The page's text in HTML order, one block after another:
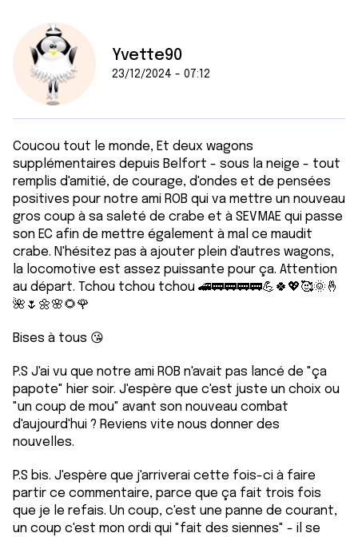
Yvette90
23/12/2024 - 07:12
Coucou tout le monde, Et deux wagons
supplémentaires depuis Belfort - sous la neige - tout
remplis d'amitié, de courage, d'ondes et de pensées
positives pour notre ami ROB qui va mettre un nouveau
gros coup à sa saleté de crabe et à SEVMAE qui passe
son EC afin de mettre également à mal ce maudit
crabe. N'hésitez pas à ajouter plein d'autres wagons,
la locomotive est assez puissante pour ça. Attention
au départ. Tchou tchou tchou 🚄🚃🚃🚃🚃💪🍀💖🥰🌞🤞
🌺🌷🌼🌸🌻🌹
Bises à tous 😘
P.S J'ai vu que notre ami ROB n'avait pas lancé de "ça
papote" hier soir. J'espère que c'est juste un choix ou
"un coup de mou" avant son nouveau combat
d'aujourd'hui ? Reviens vite nous donner des
nouvelles.
P.S bis. J'espère que j'arriverai cette fois-ci à faire
partir ce commentaire, parce que ça fait trois fois
que je le refais. Un coup, c'est une panne de courant,
un coup c'est mon ordi qui "fait des siennes" - il se